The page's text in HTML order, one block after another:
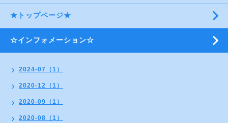
★トップページ★
☆インフォメーション☆
2024-07（1）
2020-12（1）
2020-09（1）
2020-08（1）